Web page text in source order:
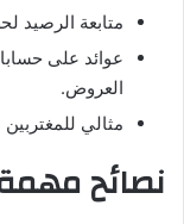
متابعة الرصيد
العروض.
مثالي للمغتربين
نصائح